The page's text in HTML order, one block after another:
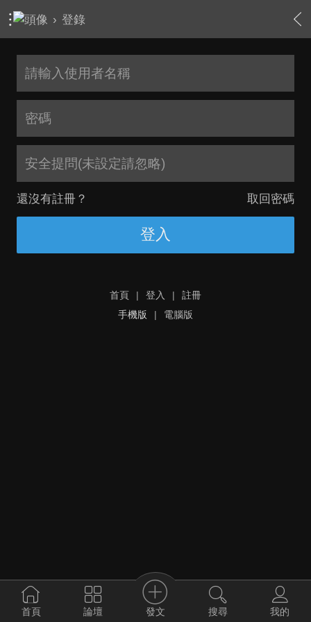
› 登錄
安全提問(未設定請忽略)
還沒有註冊？ 取回密碼
登入
首頁 | 登入 |
註冊
手機版
| 電腦版
首頁 論壇 發文 搜尋 我的